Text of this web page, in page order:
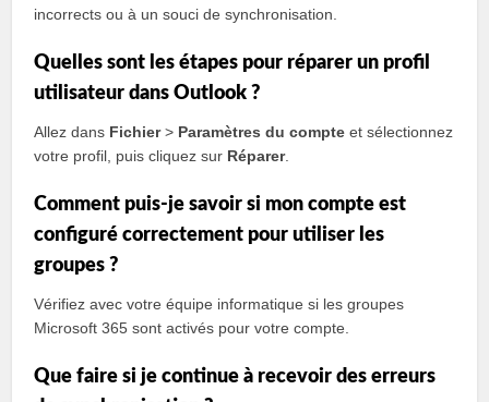
incorrects ou à un souci de synchronisation.
Quelles sont les étapes pour réparer un profil
utilisateur dans Outlook ?
Allez dans Fichier> Paramètres du compte et sélectionnez
votre profil, puis cliquez sur Réparer.
Comment puis-je savoir si mon compte est
configuré correctement pour utiliser les
groupes ?
Vérifiez avec votre équipe informatique si les groupes
Microsoft 365 sont activés pour votre compte.
Que faire si je continue à recevoir des erreurs